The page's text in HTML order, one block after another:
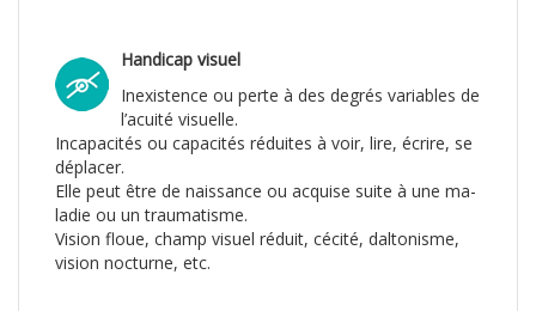
Handicap visuel
Inexistence ou perte à des de­grés variables de
l’acuité visuelle.
Incapacités ou capacités réduites à voir, lire, écrire, se
déplacer.
Elle peut être de naissance ou acquise suite à une ma­
ladie ou un traumatisme.
Vision floue, champ visuel réduit, cécité, daltonisme,
vision nocturne, etc.